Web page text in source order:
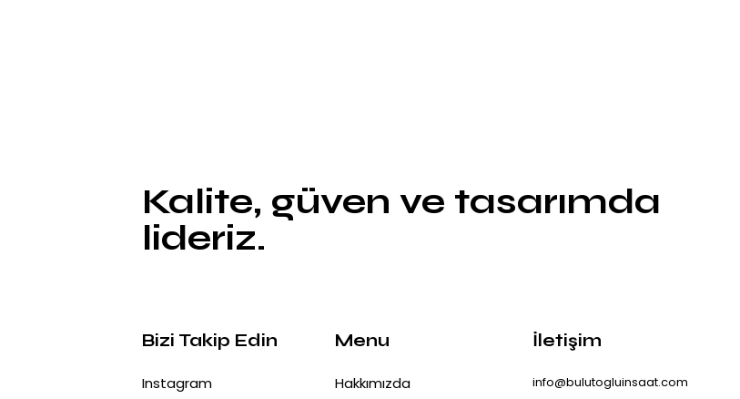
Kalite, güven ve tasarımda
lideriz.
Bizi Takip Edin
Instagram
Menu
Hakkımızda
İletişim
info@bulutogluinsaat.com